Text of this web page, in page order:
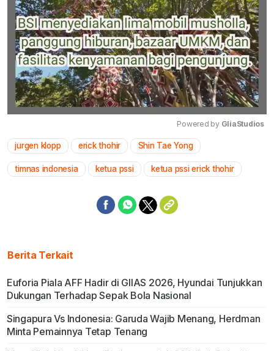
Powered by GliaStudios
jurgen klopp erick thohir Shin Tae Yong
timnas indonesia ketua pssi ketua pssi erick thohir
Berita Terkait
Euforia Piala AFF Hadir di GIIAS 2026, Hyundai Tunjukkan
Dukungan Terhadap Sepak Bola Nasional
Singapura Vs Indonesia: Garuda Wajib Menang, Herdman
Minta Pemainnya Tetap Tenang